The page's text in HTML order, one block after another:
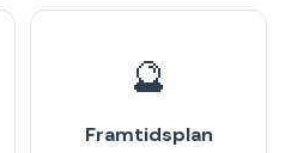
🔮
Framtidsplan